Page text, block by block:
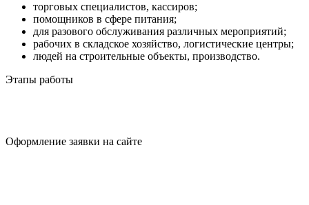
торговых специалистов, кассиров;
помощников в сфере питания;
для разового обслуживания различных мероприятий;
рабочих в складское хозяйство, логистические центры;
людей на строительные объекты, производство.
Этапы работы
Оформление заявки на сайте